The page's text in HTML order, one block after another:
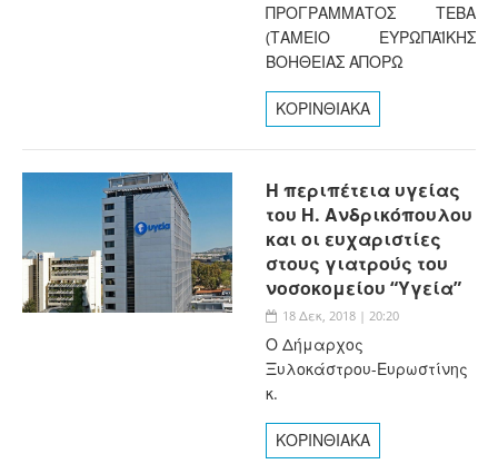
ΠΡΟΓΡΑΜΜΑΤΟΣ ΤΕΒΑ
(ΤΑΜΕΙΟ ΕΥΡΩΠΑΪΚΗΣ
ΒΟΗΘΕΙΑΣ ΑΠΟΡΩ
ΚΟΡΙΝΘΙΑΚΑ
Η περιπέτεια υγείας
του Η. Ανδρικόπουλου
και οι ευχαριστίες
στους γιατρούς του
νοσοκομείου “Υγεία”
18 Δεκ, 2018 | 20:20
Ο Δήμαρχος
Ξυλοκάστρου-Ευρωστίνης
κ.
ΚΟΡΙΝΘΙΑΚΑ